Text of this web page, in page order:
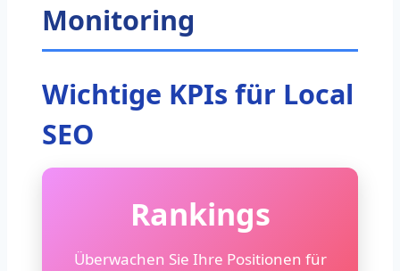
Monitoring
Wichtige KPIs für Local
SEO
Rankings
Überwachen Sie Ihre Positionen für